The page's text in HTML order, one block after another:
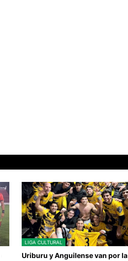
LIGA CULTURAL
Uriburu y Anguilense van por la